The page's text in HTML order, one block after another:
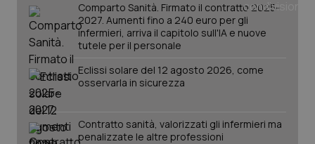
Comparto Sanità. Firmato il contratto 2025-
2027. Aumenti fino a 240 euro per gli
infermieri, arriva il capitolo sull'IA e nuove
tutele per il personale
Eclissi solare del 12 agosto 2026, come
osservarla in sicurezza
Contratto sanità, valorizzati gli infermieri ma
penalizzate le altre professioni
tracking-enable